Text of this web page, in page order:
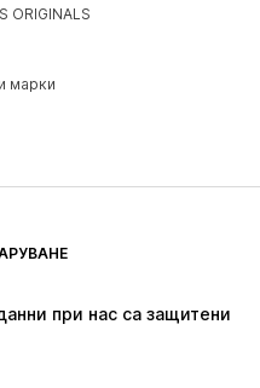
ORIGINALS
марки
при нас са защитени